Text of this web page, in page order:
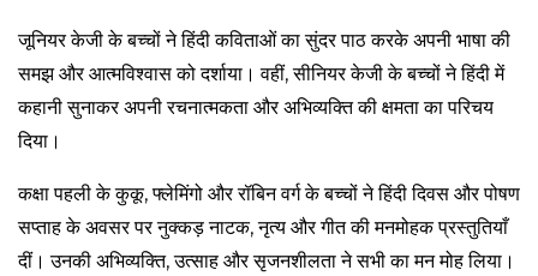
जूनियर केजी के बच्चों ने हिंदी कविताओं का सुंदर पाठ करके अपनी भाषा की
समझ और आत्मविश्वास को दर्शाया। वहीं, सीनियर केजी के बच्चों ने हिंदी में
कहानी सुनाकर अपनी रचनात्मकता और अभिव्यक्ति की क्षमता का परिचय
दिया।
कक्षा पहली के कुकू, फ्लेमिंगो और रॉबिन वर्ग के बच्चों ने हिंदी दिवस और पोषण
सप्ताह के अवसर पर नुक्कड़ नाटक, नृत्य और गीत की मनमोहक प्रस्तुतियाँ
दीं। उनकी अभिव्यक्ति, उत्साह और सृजनशीलता ने सभी का मन मोह लिया।